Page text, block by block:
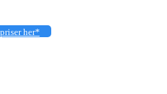
her*